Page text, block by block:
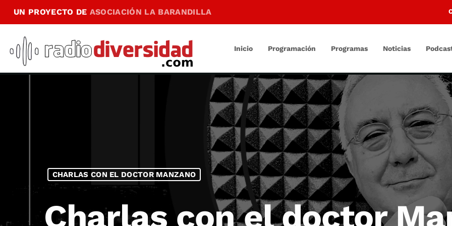
UN PROYECTO DE ASOCIACIÓN LA BARANDILLA
Inicio Programación Programas Noticias
CHARLAS CON EL DOCTOR MANZANO
Charlas con el doctor